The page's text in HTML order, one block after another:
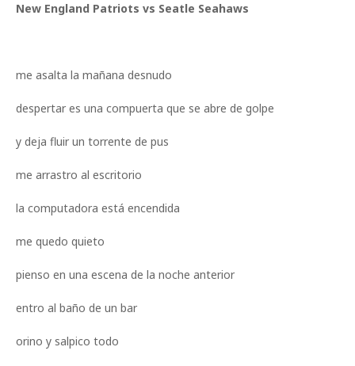
New England Patriots vs Seatle Seahaws
me asalta la mañana desnudo
despertar es una compuerta que se abre de golpe
y deja fluir un torrente de pus
me arrastro al escritorio
la computadora está encendida
me quedo quieto
pienso en una escena de la noche anterior
entro al baño de un bar
orino y salpico todo